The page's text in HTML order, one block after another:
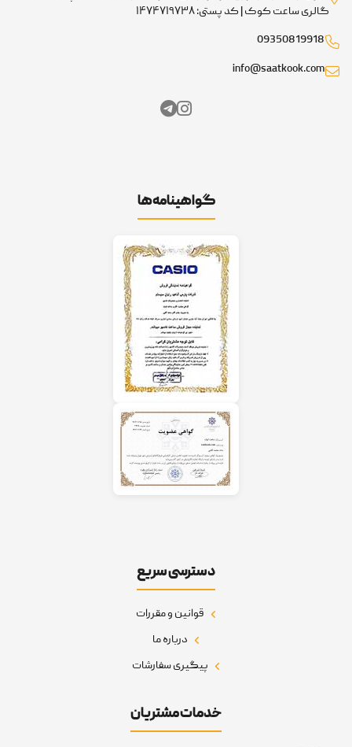
گالری ساعت کوک | کد پستی: ۱۴۷۴۷۱۹۷۳۸
09350819918
info@saatkook.com
گواهینامه‌ها
دسترسی سریع
قوانین و مقررات
درباره ما
پیگیری سفارشات
خدمات مشتریان